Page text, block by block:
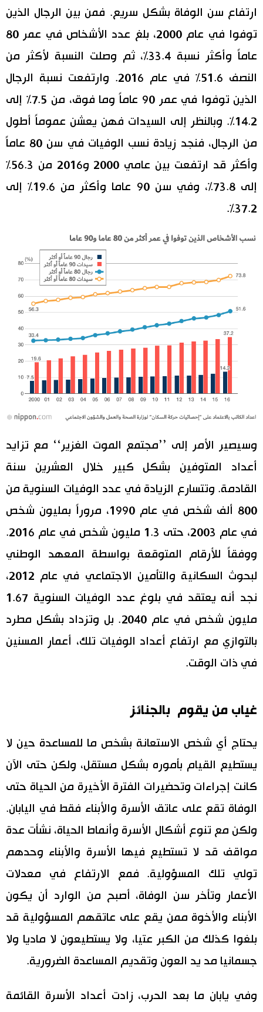
مجتمع
ثقافة
لايف ستايل
إعلان
ارتفاع سن الوفاة بشكل سريع. فمن بين الرجال الذين
توفوا في عام 2000، بلغ عدد الأشخاص في عمر 80
عاماً وأكثر نسبة 33.4%، ثم وصلت النسبة لأكثر من
النصف 51.6% في عام 2016. وارتفعت نسبة الرجال
الذين توفوا في عمر 90 عاماً وما فوق، من 7.5% إلى
14.2%. وبالنظر إلى السيدات فهن يعشن عموماً أطول
من الرجال، فنجد زيادة نسب الوفيات في سن 80 عاماً
وأكثر قد ارتفعت بين عامي 2000 و2016 من 56.3%
إلى 73.8%، وفي سن 90 عاما وأكثر من 19.6% إلى
37.2%.
وسيصير الأمر إلى ’’مجتمع الموت الغزير‘‘ مع تزايد
أعداد المتوفين بشكل كبير خلال العشرين سنة
القادمة. وتتسارع الزيادة في عدد الوفيات السنوية من
800 ألف شخص في عام 1990، مروراً بمليون شخص
في عام 2003، حتى 1.3 مليون شخص في عام 2016.
ووفقاً للأرقام المتوقعة بواسطة المعهد الوطني
لبحوث السكانية والتأمين الاجتماعي في عام 2012،
نجد أنه يعتقد في بلوغ عدد الوفيات السنوية 1.67
مليون شخص في عام 2040. بل وتزداد بشكل مطرد
بالتوازي مع ارتفاع أعداد الوفيات تلك، أعمار المسنين
في ذات الوقت.
غياب من يقوم بالجنائز
يحتاج أي شخص الاستعانة بشخص ما للمساعدة حين لا
يستطيع القيام بأموره بشكل مستقل، ولكن حتى الآن
كانت إجراءات وتحضيرات الفترة الأخيرة من الحياة حتى
الوفاة تقع على عاتق الأسرة والأبناء فقط في اليابان.
ولكن مع تنوع أشكال الأسرة وأنماط الحياة، نشأت عدة
مواقف قد لا تستطيع فيها الأسرة والأبناء وحدهم
تولي تلك المسؤولية. فمع الارتفاع في معدلات
الأعمار وتأخر سن الوفاة، أصبح من الوارد أن يكون
الأبناء والأخوة ممن يقع على عاتقهم المسؤولية قد
بلغوا كذلك من الكبر عتيا، ولا يستطيعون لا ماديا ولا
جسمانيا مد يد العون وتقديم المساعدة الضرورية.
وفي يابان ما بعد الحرب، زادت أعداد الأسرة القائمة